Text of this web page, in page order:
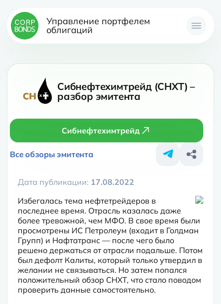
Управление портфелем
облигаций
Сибнефтехимтрейд (СНХТ) –
разбор эмитента
Сибнефтехимтрейд
Все обзоры эмитента
Дата публикации: 17.08.2022
Избегалась тема нефтетрейдеров в
последнее время. Отрасль казалась даже
более тревожной, чем МФО. В свое время были
просмотрены ИС Петролеум (входит в Голдман
Групп) и Нафтатранс — после чего было
решено держаться от отрасли подальше. Потом
был дефолт Калиты, который только утвердил в
желании не связываться. Но затем попался
положительный обзор СНХТ, что стало поводом
проверить данные самостоятельно.